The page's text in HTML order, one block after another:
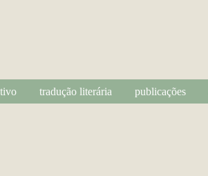
tradução literária publicações